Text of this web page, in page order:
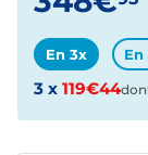
En 3x En
3 x 119€44